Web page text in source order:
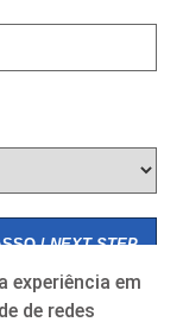
/NEXT STEP
experiência em
de redes